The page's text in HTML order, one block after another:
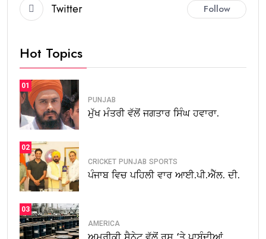
Twitter Follow
Hot Topics
01
PUNJAB
ਮੁੱਖ ਮੰਤਰੀ ਵੱਲੋਂ ਜਗਤਾਰ ਸਿੰਘ ਹਵਾਰਾ.
02
CRICKET PUNJAB SPORTS
ਪੰਜਾਬ ਵਿਚ ਪਹਿਲੀ ਵਾਰ ਆਈ.ਪੀ.ਐੱਲ. ਦੀ.
03
AMERICA